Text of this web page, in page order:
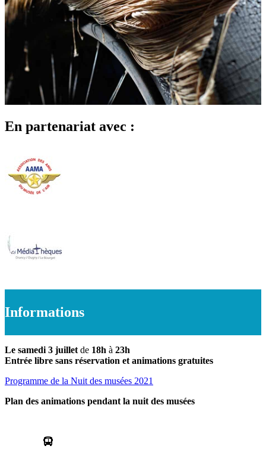
En partenariat avec :
Informations
Le samedi 3 juillet de 18h à 23h
Entrée libre sans réservation et animations gratuites
Programme de la Nuit des musées 2021
Plan des animations pendant la nuit des musées